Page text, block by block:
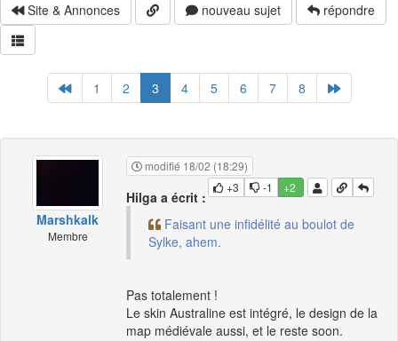
Site & Annonces
nouveau sujet répondre
1 2 3 4 5 6 7 8
Marshkalk
Membre
modifié 18/02 (18:29)
+3
-1 +2
Hilga a écrit :
Faisant une infidélité au boulot de
Sylke, ahem.
Pas totalement !
Le skin Australine est intégré, le design de la
map médiévale aussi, et le reste soon.